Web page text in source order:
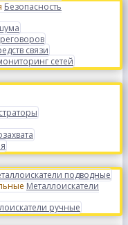
Безопасность
связи
сетей
подводные
Металлоискатели
ручные